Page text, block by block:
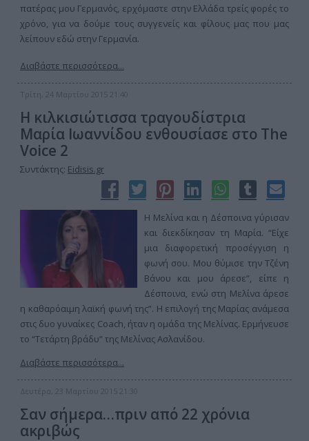
πατέρας μου Γερμανός, ερχόμαστε στην Ελλάδα τρείς φορές το
χρόνο, για να δούμε τους συγγενείς και φίλους μας που μας
λείπουν εδώ στην Γερμανία.
Διαβάστε περισσότερα...
Τρίτη, 24 Μαρτίου 2015 21:40
Η κιλκισιώτισσα τραγουδίστρια
Μαρία Ιωαννίδου ενθουσίασε στο The
Voice 2
Συντάκτης: Eidisis.gr
Η Μελίνα και η Δέσποινα γύρισαν
και διεκδίκησαν τη Μαρία. “Είχε
μια διαφορετική προσέγγιση η
φωνή σου. Μου θύμισε την Τζένη
Βάνου και μου άρεσε”, είπε η
Δέσποινα, ενώ στη Μελίνα άρεσε
η καθαρόαιμη λαϊκή φωνή της”. Η επιλογή της Μαρίας ανάμεσα
στις δυο γυναίκες Coach, ήταν η ομάδα της Μελίνας. Ερμήνευσε
το “Τετάρτη βράδυ” της Μελίνας Ασλανίδου.
Διαβάστε περισσότερα...
Δευτέρα, 23 Μαρτίου 2015 21:30
Σαν σήμερα…πριν από 22 χρόνια
ακριβώς